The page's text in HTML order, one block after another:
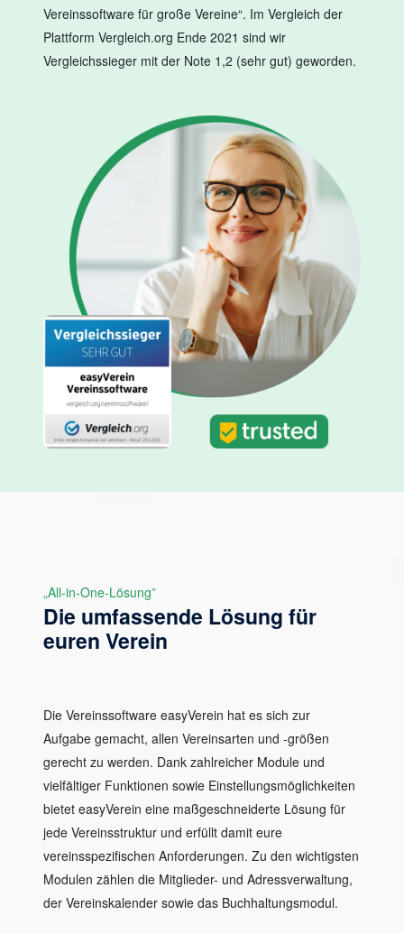
Vereinssoftware für große Vereine“. Im Vergleich der
Plattform Vergleich.org Ende 2021 sind wir
Vergleichssieger mit der Note 1,2 (sehr gut) geworden.
„All-in-One-Lösung”
Die umfassende Lösung für
euren Verein
Die Vereinssoftware easyVerein hat es sich zur
Aufgabe gemacht, allen Vereinsarten und -größen
gerecht zu werden. Dank zahlreicher Module und
vielfältiger Funktionen sowie Einstellungsmöglichkeiten
bietet easyVerein eine maßgeschneiderte Lösung für
jede Vereinsstruktur und erfüllt damit eure
vereinsspezifischen Anforderungen. Zu den wichtigsten
Modulen zählen die Mitglieder- und Adressverwaltung,
der Vereinskalender sowie das Buchhaltungsmodul.